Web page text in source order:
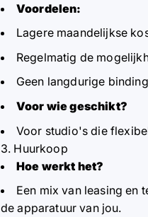
Voordelen:
Lagere maandelijkse
Regelmatig de
Geen langdurige
Voor wie geschikt?
Voor studio's die
3. Huurkoop
Hoe werkt het?
Een mix van leasing en
de apparatuur van jou.